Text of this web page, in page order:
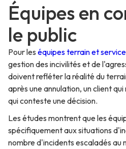
Équipes en
le public
Pour les équipes terrain et
gestion des incivilités et de
doivent refléter la réalité du
après une annulation, un client
qui conteste une décision.
Les études montrent que les
spécifiquement aux situations
nombre d'incidents escaladés au